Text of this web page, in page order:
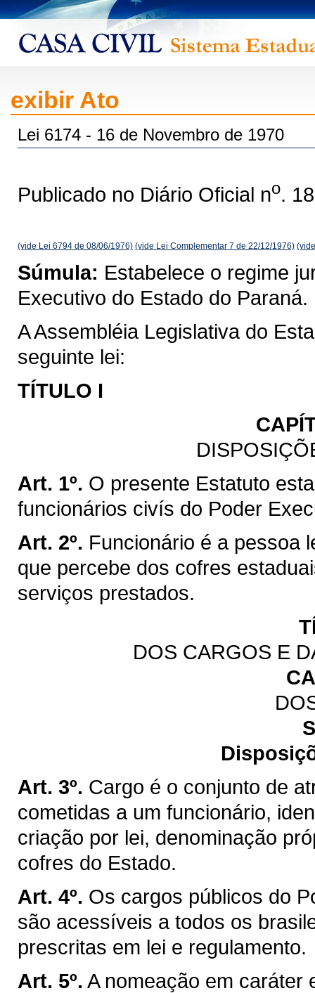
exibir Ato
Lei 6174 - 16 de Novembro de 1970
Publicado no Diário Oficial no.
(vide Lei 6794 de 08/06/1976) (vide Lei Complementar 7 de 22/12/1976)
Súmula: Estabelece o regime
Executivo do Estado do Paraná.
A Assembléia Legislativa do
seguinte lei:
TÍTULO I
Art. 1º. O presente Estatuto
funcionários civís do Poder
Art. 2º. Funcionário é a pessoa
que percebe dos cofres
serviços prestados.
DOS CARGOS E
Art. 3º. Cargo é o conjunto de
cometidas a um funcionário,
criação por lei, denominação
cofres do Estado.
Art. 4º. Os cargos públicos do
são acessíveis a todos os
prescritas em lei e regulamento.
Art. 5º. A nomeação em caráter